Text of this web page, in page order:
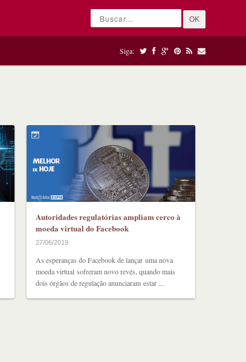
OK
Siga:
Autoridades regulatórias ampliam cerco à
moeda virtual do Facebook
27/06/2019
As esperanças do Facebook de lançar uma nova
moeda virtual sofreram novo revés, quando mais
dois órgãos de regulação anunciaram estar ...